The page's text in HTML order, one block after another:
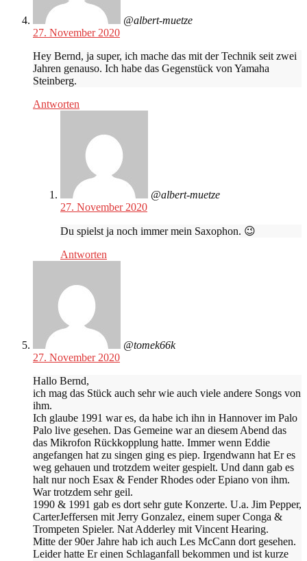
@albert-muetze
27. November 2020
Hey Bernd, ja super, ich mache das mit der Technik seit zwei
Jahren genauso. Ich habe das Gegenstück von Yamaha
Steinberg.
Antworten
@albert-muetze
27. November 2020
Du spielst ja noch immer mein Saxophon. 😉
Antworten
@tomek66k
27. November 2020
Hallo Bernd,
ich mag das Stück auch sehr wie auch viele andere Songs von
ihm.
Ich glaube 1991 war es, da habe ich ihn in Hannover im Palo
Palo live gesehen. Das Gemeine war an diesem Abend das
das Mikrofon Rückkopplung hatte. Immer wenn Eddie
angefangen hat zu singen ging es piep. Irgendwann hat Er es
weg gehauen und trotzdem weiter gespielt. Und dann gab es
halt nur noch Esax & Fender Rhodes oder Epiano von ihm.
War trotzdem sehr geil.
1990 & 1991 gab es dort sehr gute Konzerte. U.a. Jim Pepper,
CarterJeffersen mit Jerry Gonzalez, einem super Conga &
Trompeten Spieler. Nat Adderley mit Vincent Hearing.
Mitte der 90er Jahre hab ich auch Les McCann dort gesehen.
Leider hatte Er einen Schlaganfall bekommen und ist kurze